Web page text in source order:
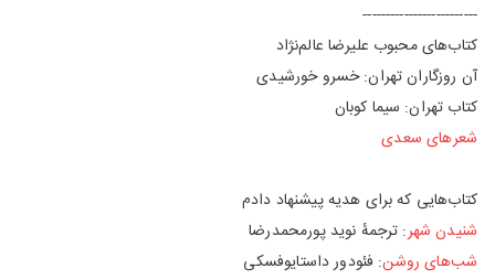
-------------------------
کتاب‌های محبوب علیرضا عالم‌نژاد
آن روزگاران تهران: خسرو خورشیدی
کتاب تهران: سیما کوبان
شعر‌های سعدی
کتاب‌هایی که برای هدیه پیشنهاد دادم
شنیدن شهر: ترجمهٔ نوید پورمحمدرضا
شب‌های روشن: فئودور داستایوفسکی